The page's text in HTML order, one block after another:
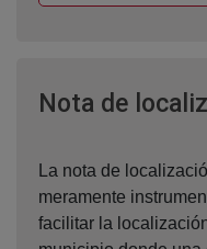
Nota de
La nota de
meramente
facilitar la